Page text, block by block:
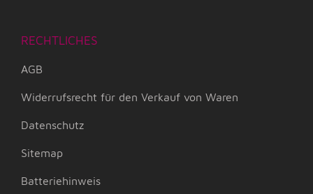
RECHTLICHES
AGB
Widerrufsrecht für den Verkauf von Waren
Datenschutz
Sitemap
Batteriehinweis